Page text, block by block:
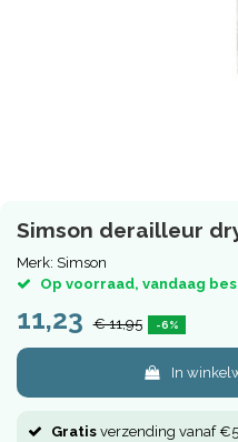
Simson derailleur
Merk: Simson
Op voorraad, vandaag
11,23 € 11,95 -6%
In
Gratis verzending vanaf